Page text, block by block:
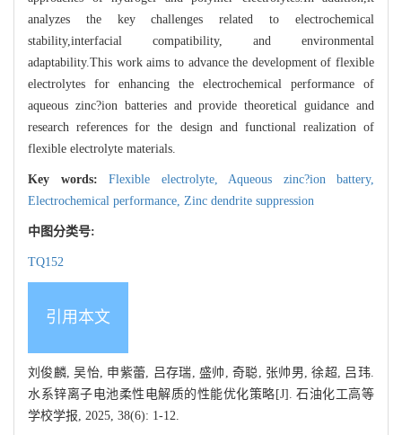
analyzes the key challenges related to electrochemical
stability,interfacial compatibility, and environmental
adaptability.This work aims to advance the development of flexible
electrolytes for enhancing the electrochemical performance of
aqueous zinc?ion batteries and provide theoretical guidance and
research references for the design and functional realization of
flexible electrolyte materials.
Key words: Flexible electrolyte, Aqueous zinc?ion battery,
Electrochemical performance, Zinc dendrite suppression
中图分类号:
TQ152
引用本文
刘俊麟, 吴怡, 申紫蕾, 吕存瑞, 盛帅, 奇聪, 张帅男, 徐超, 吕玮.
水系锌离子电池柔性电解质的性能优化策略[J]. 石油化工高等
学校学报, 2025, 38(6): 1-12.